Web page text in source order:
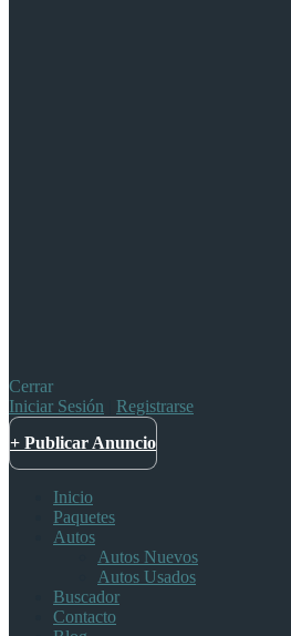
Cerrar
Iniciar Sesión
Registrarse
+ Publicar Anuncio
Inicio
Paquetes
Autos
Autos Nuevos
Autos Usados
Buscador
Contacto